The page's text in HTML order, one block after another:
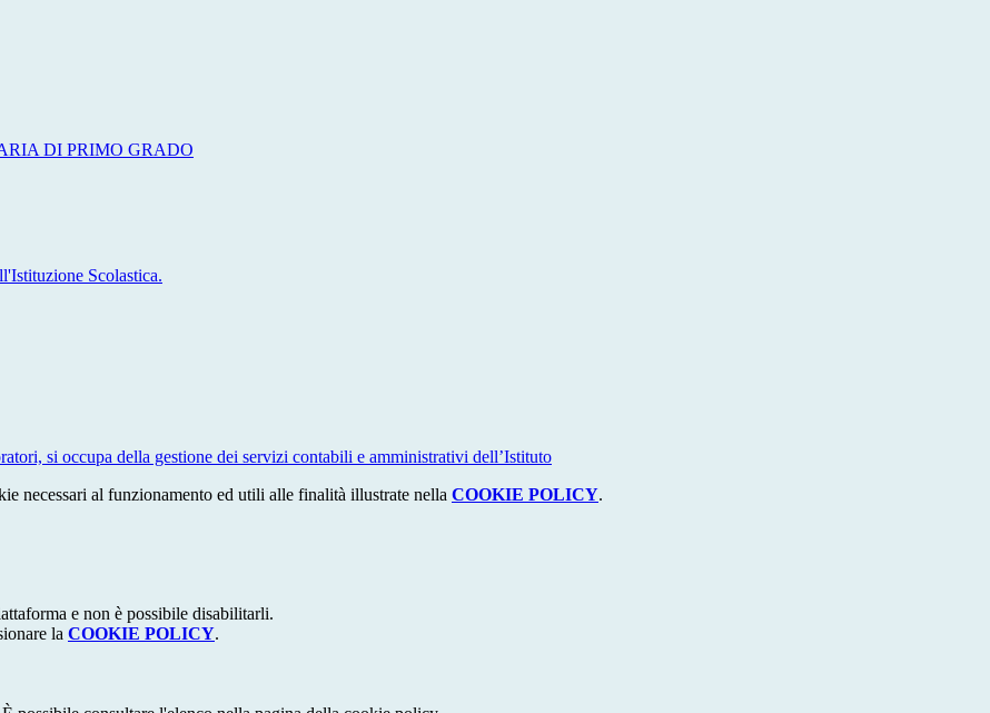
DI PRIMO GRADO
Scolastica.
si occupa della gestione dei servizi contabili e amministrativi dell’Istituto
necessari al funzionamento ed utili alle finalità illustrate nella COOKIE POLICY.
e non è possibile disabilitarli.
la COOKIE POLICY.